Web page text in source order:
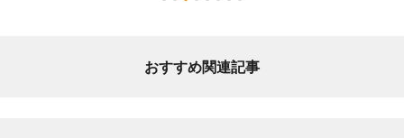
おすすめ関連記事